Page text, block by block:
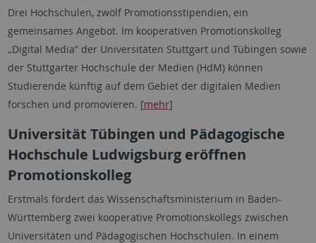
Drei Hochschulen, zwölf Promotionsstipendien, ein
gemeinsames Angebot. Im kooperativen Promotionskolleg
„Digital Media“ der Universitäten Stuttgart und Tübingen sowie
der Stuttgarter Hochschule der Medien (HdM) können
Studierende künftig auf dem Gebiet der digitalen Medien
forschen und promovieren. [mehr]
Universität Tübingen und Pädagogische
Hochschule Ludwigsburg eröffnen
Promotionskolleg
Erstmals fördert das Wissenschaftsministerium in Baden-
Württemberg zwei kooperative Promotionskollegs zwischen
Universitäten und Pädagogischen Hochschulen. In einem